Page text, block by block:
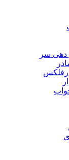
دهی سر
رفلکس